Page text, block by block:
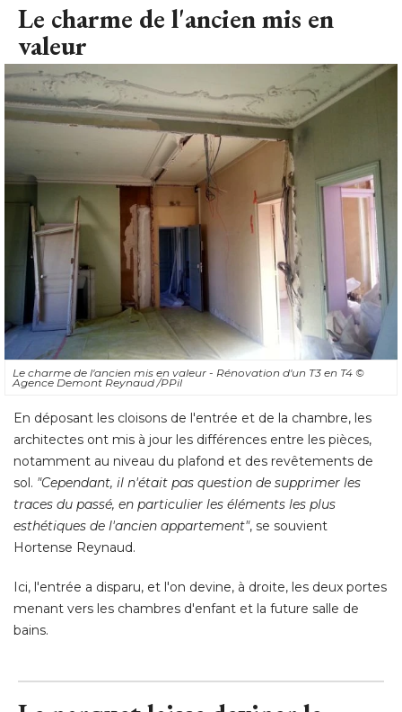
Le charme de l'ancien mis en
valeur
Le charme de l'ancien mis en valeur - Rénovation d'un T3 en T4 ©
Agence Demont Reynaud /PPil
En déposant les cloisons de l'entrée et de la chambre, les
architectes ont mis à jour les différences entre les pièces,
notamment au niveau du plafond et des revêtements de
sol. "Cependant, il n'était pas question de supprimer les
traces du passé, en particulier les éléments les plus
esthétiques de l'ancien appartement", se souvient
Hortense Reynaud.
Ici, l'entrée a disparu, et l'on devine, à droite, les deux portes
menant vers les chambres d'enfant et la future salle de
bains.